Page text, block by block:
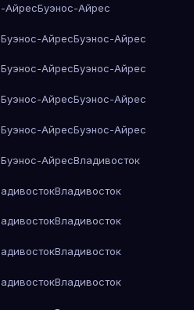
АйресБуэнос-Айрес
Буэнос-АйресБуэнос-Айрес
Буэнос-АйресБуэнос-Айрес
Буэнос-АйресБуэнос-Айрес
Буэнос-АйресБуэнос-Айрес
Буэнос-АйресВладивосток
Владивосток
Владивосток
Владивосток
Владивосток